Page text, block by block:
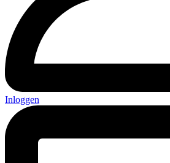
Inloggen